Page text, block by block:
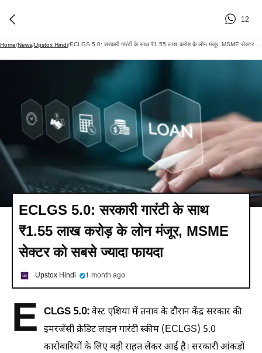
12
Home/News/Upstox Hindi/
ECLGS 5.0: सरकारी गारंटी के साथ
₹1.55 लाख करोड़ के लोन मंजूर, MSME
सेक्टर को सबसे ज्यादा फायदा
Upstox Hindi 1 month ago
E CLGS 5.0:वेस्ट एशिया में तनाव के दौरान केंद्र सरकार की
इमरजेंसी क्रेडिट लाइन गारंटी स्कीम (ECLGS) 5.0
कारोबारियों के लिए बड़ी राहत लेकर आई है। सरकारी आंकड़ों